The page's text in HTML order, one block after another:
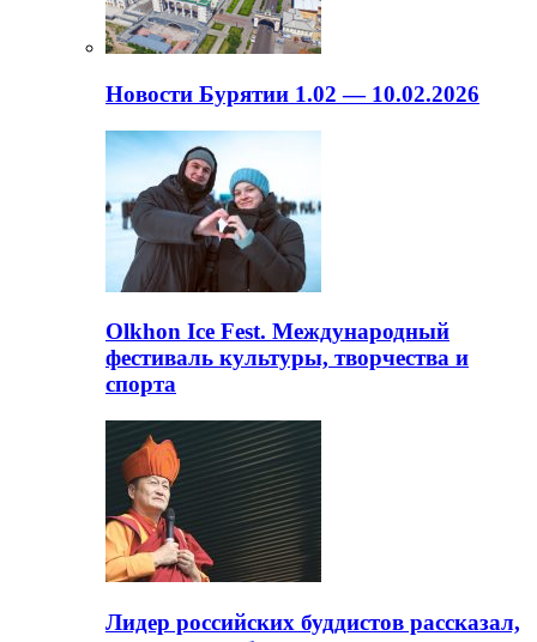
Новости Бурятии 1.02 — 10.02.2026
Olkhon Ice Fest. Международный
фестиваль культуры, творчества и
спорта
Лидер российских буддистов рассказал,